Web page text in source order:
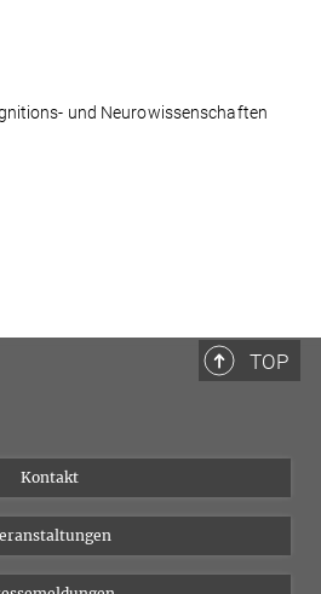
und Neurowissenschaften
TOP
Kontakt